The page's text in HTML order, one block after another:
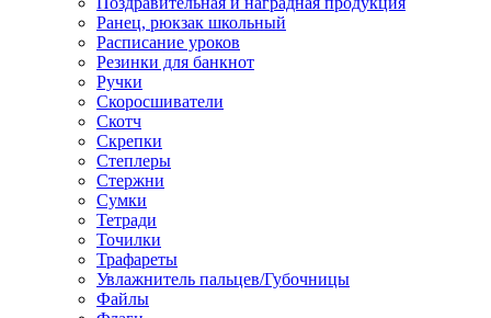
Ранец, рюкзак школьный
Расписание уроков
Резинки для банкнот
Ручки
Скоросшиватели
Скотч
Скрепки
Степлеры
Стержни
Сумки
Тетради
Точилки
Трафареты
Увлажнитель пальцев/Губочницы
Файлы